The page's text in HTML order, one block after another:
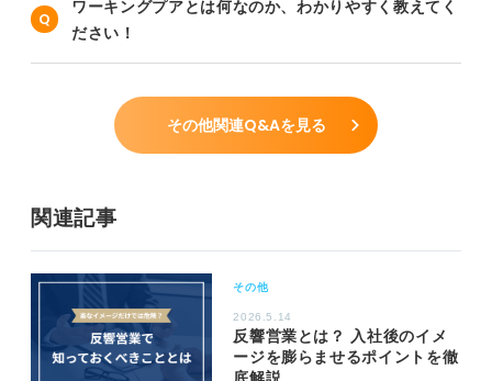
ワーキングプアとは何なのか、わかりやすく教えてく
ださい！
その他関連Q&Aを見る
関連記事
その他
2026.5.14
反響営業とは？ 入社後のイメ
ージを膨らませるポイントを徹
底解説